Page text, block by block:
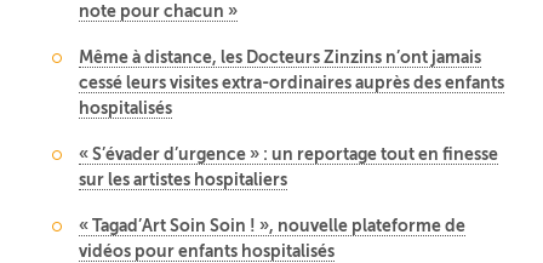
note pour chacun »
Même à distance, les Docteurs Zinzins n’ont jamais
cessé leurs visites extra-ordinaires auprès des enfants
hospitalisés
« S’évader d’urgence » : un reportage tout en finesse
sur les artistes hospitaliers
« Tagad’Art Soin Soin ! », nouvelle plateforme de
vidéos pour enfants hospitalisés